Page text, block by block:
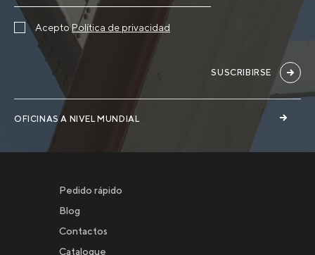
OFICINAS A NIVEL MUNDIAL
AceptoPolítica de privacidad
SUSCRIBIRSE
Pedido rápido
Blog
Contactos
Catalogue